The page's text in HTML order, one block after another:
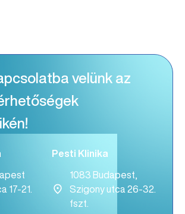
velünk az
17-21.
Pesti Klinika
1083 Budapest,
Szigony utca 26-32.
fszt.